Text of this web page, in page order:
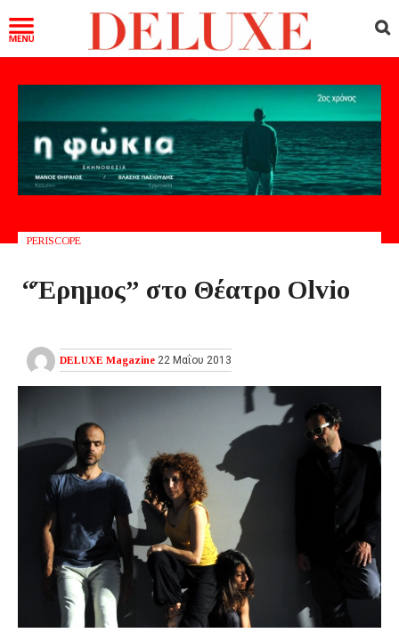
PERISCOPE
“Έρημος” στο Θέατρο Olvio
DELUXE Magazine 22 Μαΐου 2013